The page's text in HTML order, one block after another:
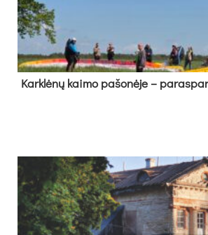
Kark­lė­nų kai­mo pa­šo­nė­je –